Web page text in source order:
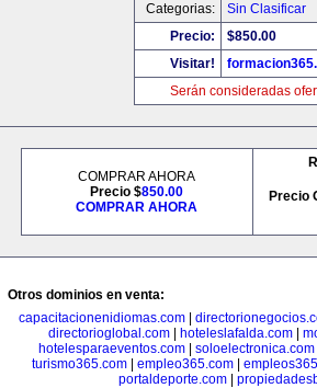
Categorias:
Sin Clasificar
Precio:
$850.00
Visitar!
Serán consideradas
COMPRAR AHORA
Precio $850.00
COMPRAR AHORA
Precio
Otros dominios en venta:
capacitacionenidiomas.com|
directorioglobal.com
hoteleslafalda.com
hotelesparaeventos.com
soloelectronica.com
turismo365.com| empleo365.com|
portaldeporte.com|